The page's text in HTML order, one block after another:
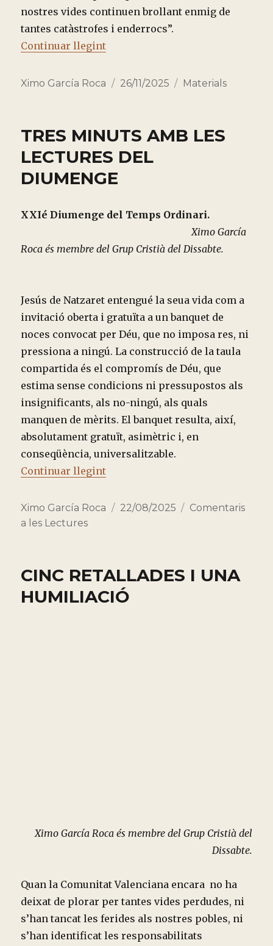
nostres vides continuen brollant enmig de
tantes catàstrofes i enderrocs”.
Continuar llegint“IN MEMORIAM ANTONIO
Autor
Ximo García Roca
Publicado
26/11/2025 Categorías
Materials
TRES MINUTS AMB LES
LECTURES DEL
DIUMENGE
XXIé Diumenge del Temps Ordinari.
Ximo García
Roca és membre del Grup Cristià del Dissabte.
Jesús de Natzaret entengué la seua vida com a
invitació oberta i gratuïta a un banquet de
noces convocat per Déu, que no imposa res, ni
pressiona a ningú. La construcció de la taula
compartida és el compromís de Déu, que
estima sense condicions ni pressupostos als
insignificants, als no-ningú, als quals
manquen de mèrits. El banquet resulta, així,
absolutament gratuït, asimètric i, en
conseqüència, universalitzable.
Continuar llegint“TRES MINUTS AMB LES
Autor
Ximo García Roca
Publicado
22/08/2025 Categorías
Comentaris
a les Lectures
CINC RETALLADES I UNA
HUMILIACIÓ
Ximo García Roca és membre del Grup Cristià del
Dissabte.
Quan la Comunitat Valenciana encara no ha
deixat de plorar per tantes vides perdudes, ni
s’han tancat les ferides als nostres pobles, ni
s’han identificat les responsabilitats